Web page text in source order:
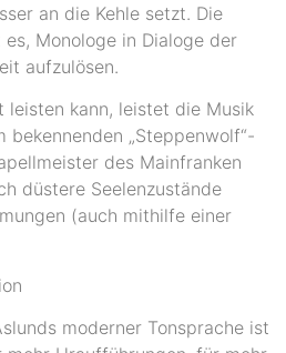
an die Kehle setzt. Die
Monologe in Dialoge der
aufzulösen.
leisten kann, leistet die Musik
bekennenden „Steppenwolf“-
des Mainfranken
düstere Seelenzustände
(auch mithilfe einer
moderner Tonsprache ist